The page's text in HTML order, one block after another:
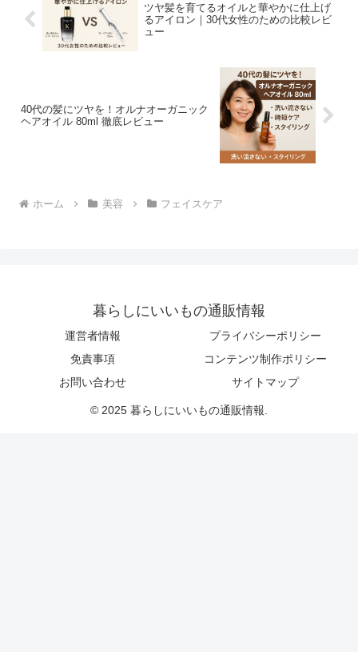
ツヤ髪を育てるオイルと華やかに仕上げ
るアイロン｜30代女性のための比較レビ
ュー
40代の髪にツヤを！オルナオーガニック
ヘアオイル 80ml 徹底レビュー
ホーム 美容 フェイスケア
暮らしにいいもの通販情報
運営者情報
プライバシーポリシー
免責事項
コンテンツ制作ポリシー
お問い合わせ
サイトマップ
© 2025 暮らしにいいもの通販情報.